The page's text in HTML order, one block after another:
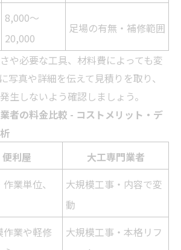
8,000～
20,000
足場の有無・補修範囲
や必要な工具、材料費によっても変
写真や詳細を伝えて見積りを取り、
生しないよう確認しましょう。
業者の料金比較 - コストメリット・デ
便利屋 大工専門業者
業単位、
大規模工事・内容で変
動
作業や軽修
大規模工事・本格 リフ